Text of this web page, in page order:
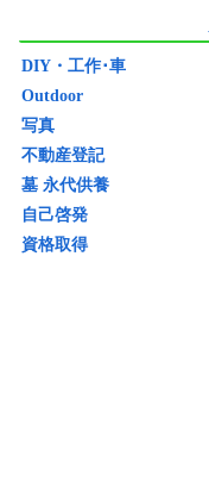
DIY・工作･車
Outdoor
写真
不動産登記
墓 永代供養
自己啓発
資格取得